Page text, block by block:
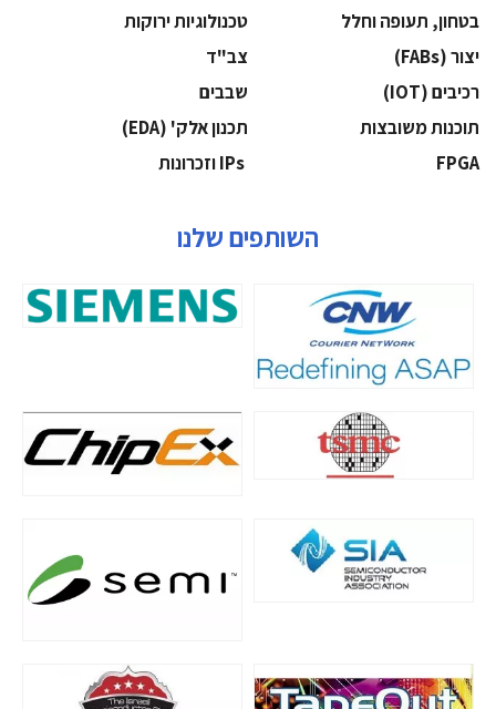
בטחון, תעופה וחלל
‫טכנולוגיות ירוקות‬
‫יצור (‪(FABs‬‬
‫צב"ד‬
‫רכיבים‬ (IOT)
‫שבבים‬
‫תוכנות משובצות‬
‫תכנון אלק' (‪(EDA‬‬
‫‪FPGA‬‬
השותפים שלנו